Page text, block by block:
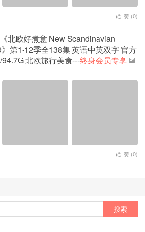
赞 (0)
北欧好煮意 New Scandinavian
第1-12季全138集 英语中英双字 官方
北欧旅行美食---终身会员专享
赞 (0)